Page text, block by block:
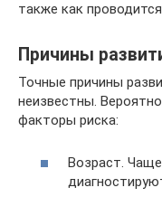
также как
Причины
Точные причины
неизвестны.
факторы риска:
Возраст.